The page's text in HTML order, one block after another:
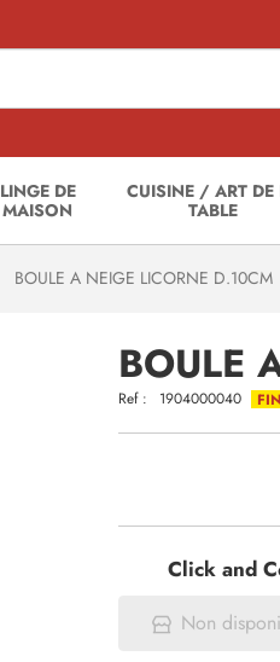
LINGE DE
MAISON
CUISINE / ART DE
TABLE
BOULE A NEIGE LICORNE D.10CM
BOULE
Ref : 1904000040
Click and
Non